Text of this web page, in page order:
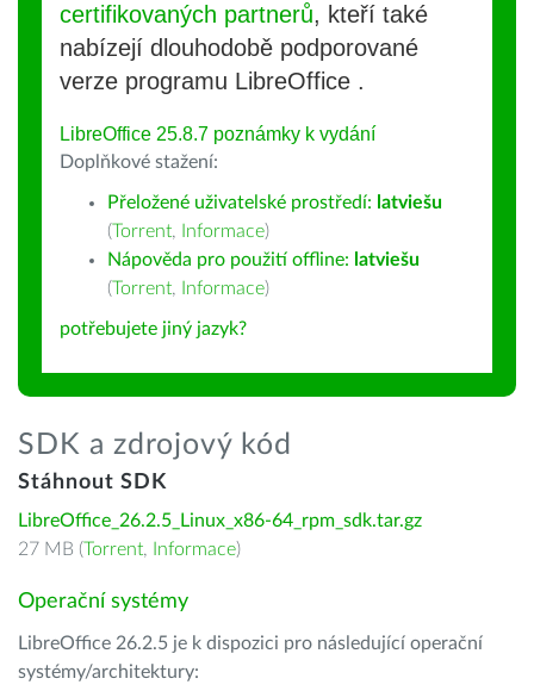
certifikovaných partnerů, kteří také
nabízejí dlouhodobě podporované
verze programu LibreOffice .
LibreOffice 25.8.7 poznámky k vydání
Doplňkové stažení:
Přeložené uživatelské prostředí: latviešu
(Torrent, Informace)
Nápověda pro použití offline: latviešu
(Torrent, Informace)
potřebujete jiný jazyk?
SDK a zdrojový kód
Stáhnout SDK
LibreOffice_26.2.5_Linux_x86-64_rpm_sdk.tar.gz
27 MB (Torrent, Informace)
Operační systémy
LibreOffice 26.2.5 je k dispozici pro následující operační
systémy/architektury: